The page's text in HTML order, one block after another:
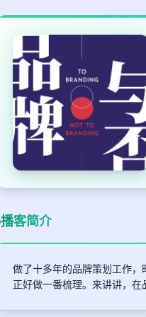
播客简介
做了十多年的品牌策划工作
正好做一番梳理。来讲讲，在
打分
键盘下留人
删除
加